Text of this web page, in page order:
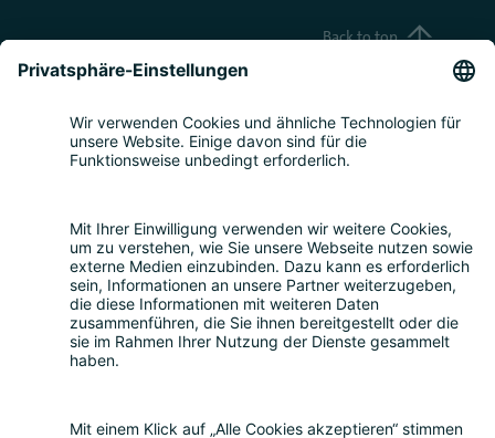
Back to top
Teilnahme
Themen
Über uns